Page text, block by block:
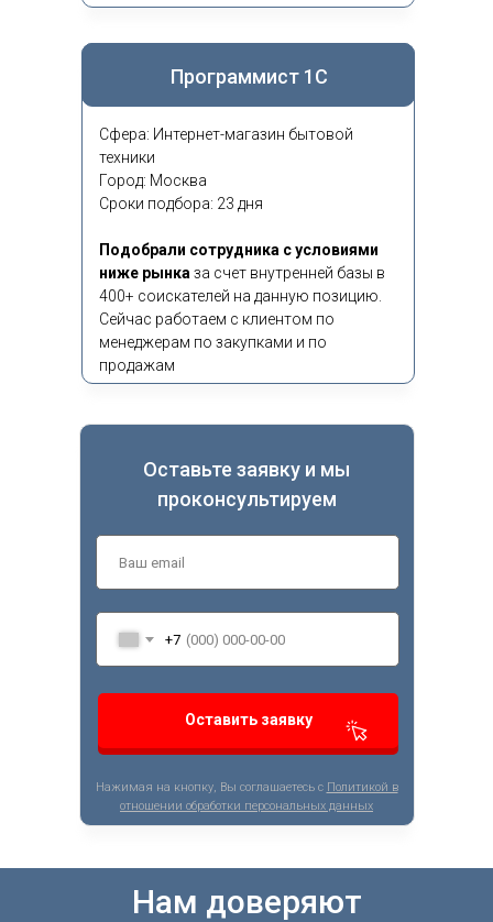
Оставить заявку
Нажимая на кнопку, Вы соглашаетесь с Политикой в
отношении обработки персональных данных
+7
Программист 1С
Сфера: Интернет-магазин бытовой
техники
Город: Москва
Сроки подбора: 23 дня
Подобрали сотрудника с условиями
ниже рынка за счет внутренней базы в
400+ соискателей на данную позицию.
Сейчас работаем с клиентом по
менеджерам по закупками и по
продажам
Оставьте заявку и мы
проконсультируем
Нам доверяют